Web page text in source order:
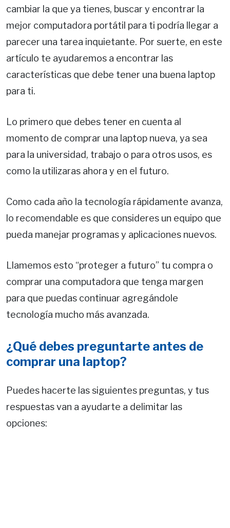
cambiar la que ya tienes, buscar y encontrar la
mejor computadora portátil para ti podría llegar a
parecer una tarea inquietante. Por suerte, en este
artículo te ayudaremos a encontrar las
características que debe tener una buena laptop
para ti.
Lo primero que debes tener en cuenta al
momento de comprar una laptop nueva, ya sea
para la universidad, trabajo o para otros usos, es
como la utilizaras ahora y en el futuro.
Como cada año la tecnología rápidamente avanza,
lo recomendable es que consideres un equipo que
pueda manejar programas y aplicaciones nuevos.
Llamemos esto “proteger a futuro” tu compra o
comprar una computadora que tenga margen
para que puedas continuar agregándole
tecnología mucho más avanzada.
¿Qué debes preguntarte antes de
comprar una laptop?
Puedes hacerte las siguientes preguntas, y tus
respuestas van a ayudarte a delimitar las
opciones: